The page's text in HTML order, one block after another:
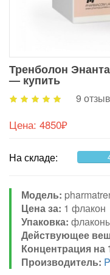
Тренболон
— купить
9
Цена: 4850₽
На складе:
Модель:
Цена за: 1 флакон
Упаковка:
Действующее
Концентрация на
Производитель: